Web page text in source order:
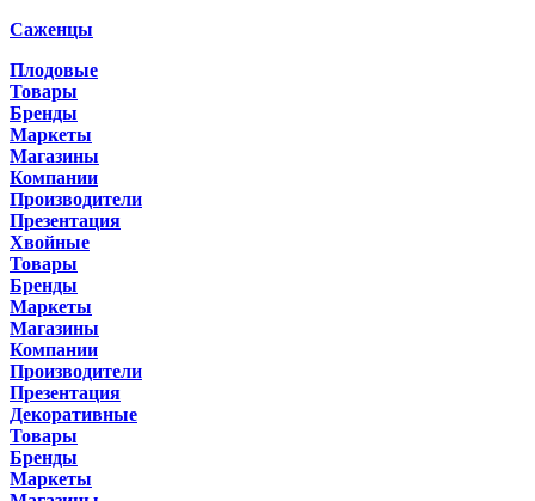
Саженцы
Плодовые
Товары
Бренды
Маркеты
Магазины
Компании
Производители
Презентация
Хвойные
Товары
Бренды
Маркеты
Магазины
Компании
Производители
Презентация
Декоративные
Товары
Бренды
Маркеты